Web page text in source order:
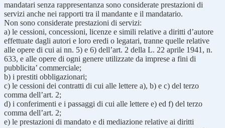
mandatari senza rappresentanza sono considerate prestazioni di
servizi anche nei rapporti tra il mandante e il mandatario.
Non sono considerate prestazioni di servizi:
a) le cessioni, concessioni, licenze e simili relative a diritti d’autore
effettuate dagli autori e loro eredi o legatari, tranne quelle relative
alle opere di cui ai nn. 5) e 6) dell’art. 2 della L. 22 aprile 1941, n.
633, e alle opere di ogni genere utilizzate da imprese a fini di
pubblicita’ commerciale;
b) i prestiti obbligazionari;
c) le cessioni dei contratti di cui alle lettere a), b) e c) del terzo
comma dell’art. 2;
d) i conferimenti e i passaggi di cui alle lettere e) ed f) del terzo
comma dell’art. 2;
e) le prestazioni di mandato e di mediazione relative ai diritti